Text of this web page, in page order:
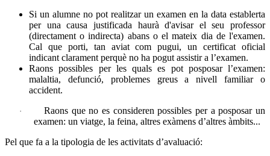
Si un alumne no pot realitzar un examen en la data establerta
per una causa justificada haurà d'avisar el seu professor
(directament o indirecta) abans o el mateix dia de l'examen.
Cal que porti, tan aviat com pugui, un certificat oficial
indicant clarament perquè no ha pogut assistir a l’examen.
Raons possibles per les quals es pot posposar l’examen:
malaltia, defunció, problemes greus a nivell familiar o
accident.
·
Raons que no es consideren possibles per a posposar un
examen: un viatge, la feina, altres exàmens d’altres àmbits...
Pel que fa a la tipologia de les activitats d’avaluació: